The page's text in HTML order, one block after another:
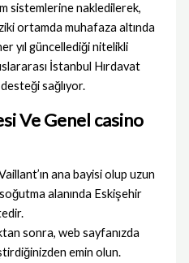
sistemlerine nakledilerek,
ortamda muhafaza altında
yıl güncellediği nitelikli
İstanbul Hırdavat
sağlıyor.
Ve Genel casino
ana bayisi olup uzun
alanında Eskişehir
sonra, web sayfanızda
emin olun.